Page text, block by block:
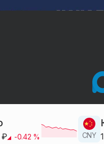
₽ -0.42 % CNY